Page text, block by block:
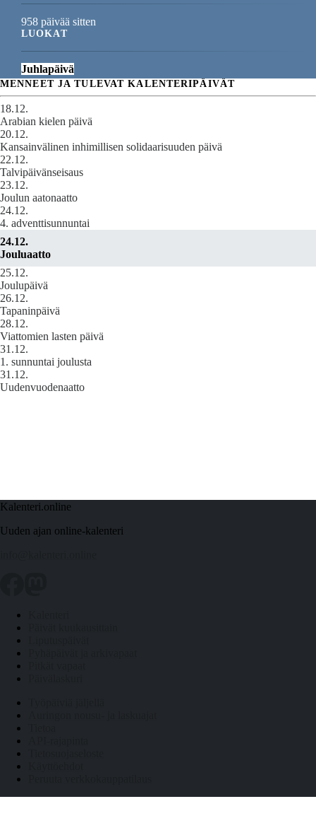
958 päivää sitten
LUOKAT
Juhlapäivä
MENNEET JA TULEVAT KALENTERIPÄIVÄT
18.12.
Arabian kielen päivä
20.12.
Kansainvälinen inhimillisen solidaarisuuden päivä
22.12.
Talvipäivänseisaus
23.12.
Joulun aatonaatto
24.12.
4. adventtisunnuntai
24.12.
Jouluaatto
25.12.
Joulupäivä
26.12.
Tapaninpäivä
28.12.
Viattomien lasten päivä
31.12.
1. sunnuntai joulusta
31.12.
Uudenvuodenaatto
Kalenteri.online
Uuden ajan online-kalenteri